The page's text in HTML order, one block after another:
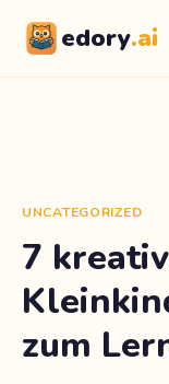
edory.ai
UNCATEGORIZED
7
zum